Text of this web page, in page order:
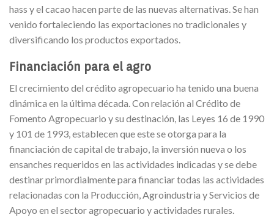
hass y el cacao hacen parte de las nuevas alternativas. Se han
venido fortaleciendo las exportaciones no tradicionales y
diversificando los productos exportados.
Financiación para el agro
El crecimiento del crédito agropecuario ha tenido una buena
dinámica en la última década. Con relación al Crédito de
Fomento Agropecuario y su destinación, las Leyes 16 de 1990
y 101 de 1993, establecen que este se otorga para la
financiación de capital de trabajo, la inversión nueva o los
ensanches requeridos en las actividades indicadas y se debe
destinar primordialmente para financiar todas las actividades
relacionadas con la Producción, Agroindustria y Servicios de
Apoyo en el sector agropecuario y actividades rurales.